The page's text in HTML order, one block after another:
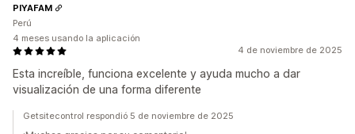
4 de noviembre de 2025
Esta increíble, funciona excelente y ayuda mucho a dar
visualización de una forma diferente
PIYAFAM
Perú
4 meses usando la aplicación
Getsitecontrol respondió 5 de noviembre de 2025